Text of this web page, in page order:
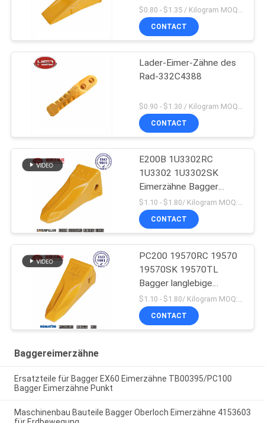
CONTACT
Lader-Eimer-Zähne des
Rad-332C4388
CONTACT
E200B 1U3302RC
1U3302 1U3302SK
Eimerzähne Bagger
Massenproduktion
$1.10 - $1.80/ Kilogram MOQ:100 Kilogram/Kilograms
CONTACT
PC200 19570RC 19570
19570SK 19570TL
Bagger langlebige
Eimerzähne für Komatsu$1.10 - $1.80/ Kilogram MOQ:100 Kilogramm/Kilogramm
CONTACT
Baggereimerzähne
Ersatzteile für Bagger EX60 Eimerzähne TB00395/PC100
Bagger Eimerzähne Punkt
Maschinenbau Bauteile Bagger Oberloch Eimerzähne 4153603